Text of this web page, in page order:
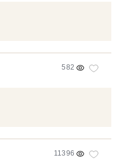
582
11396